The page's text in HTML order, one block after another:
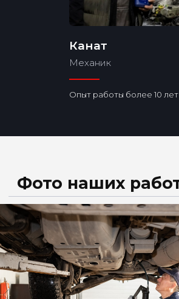
Канат
Механик
Опыт работы более 10 лет
Наши услуги